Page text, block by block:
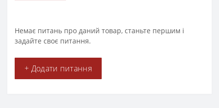
Немає питань про даний товар, станьте першим і
задайте своє питання.
+ Додати питання